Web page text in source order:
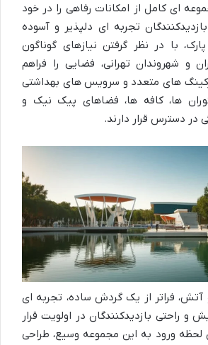
ای کامل از امکانات رفاهی را در خود
تجربه ای دلپذیر و آسوده
با در نظر گرفتن نیازهای گوناگون
و شهروندان تهرانی، فضایی را فراهم
های متعدد و سرویس های بهداشتی
ها، کافه ها، فضاهای پیک نیک و
در دسترس قرار دارند.
آتش، فراتر از یک گردش ساده، تجربه ای
راحتی بازدیدکنندگان در اولویت قرار
لحظه ورود به این مجموعه وسیع، طراحی